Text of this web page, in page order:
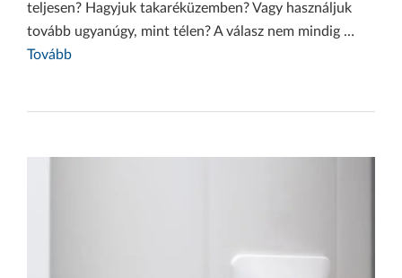
teljesen? Hagyjuk takaréküzemben? Vagy használjuk
tovább ugyanúgy, mint télen? A válasz nem mindig …
Tovább